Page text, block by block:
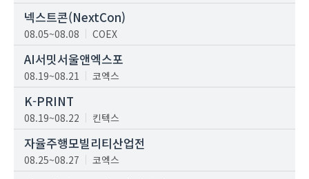
넥스트콘(NextCon)
08.05~08.08 COEX
AI서밋서울앤엑스포
08.19~08.21 코엑스
K-PRINT
08.19~08.22 킨텍스
자율주행모빌리티산업전
08.25~08.27 코엑스